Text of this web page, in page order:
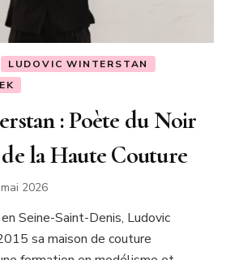
LUDOVIC WINTERSTAN
: Poète du Noir
la Haute Couture
2026
Seine-Saint-Denis, Ludovic
sa maison de couture